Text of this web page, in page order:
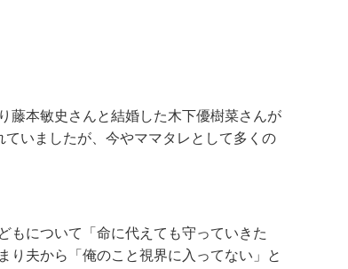
藤本敏史さんと結婚した木下優樹菜さんが
ていましたが、今やママタレとして多くの
もについて「命に代えても守っていきた
り夫から「俺のこと視界に入ってない」と